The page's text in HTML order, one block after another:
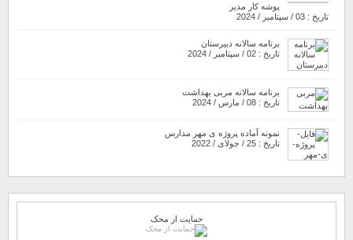
پوشه کار مدیر
تاریخ : 03 / سپتامبر / 2024
برنامه سالانه دبیرستان
تاریخ : 02 / سپتامبر / 2024
برنامه سالانه مربی بهداشت
تاریخ : 08 / مارس / 2024
نمونه آماده پروژه ی مهر مدارس
تاریخ : 25 / جولای / 2022
حمایت از محک